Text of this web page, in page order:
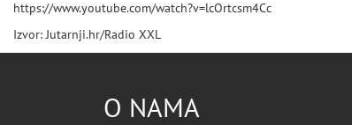
https://www.youtube.com/watch?v=lcOrtcsm4Cc
Izvor: Jutarnji.hr/Radio XXL
O NAMA